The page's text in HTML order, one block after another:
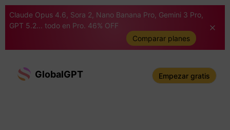
Claude Opus 4.6, Sora 2, Nano Banana Pro, Gemini 3 Pro,
GPT 5.2... todo en Pro. 46% OFF
Comparar planes
GlobalGPT Empezar gratis